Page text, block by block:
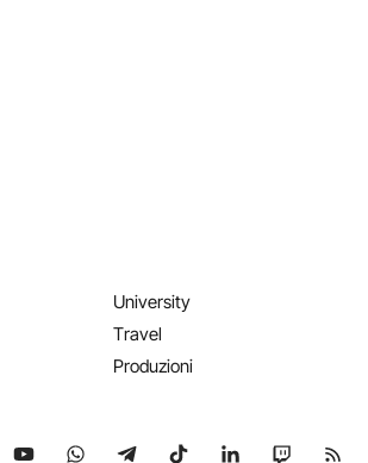
University
Travel
Produzioni
su X
Seguici su YouTube
Seguici su WhatsApp
Seguici su Telegram
Seguici su TikTok
Seguici su
Seguici